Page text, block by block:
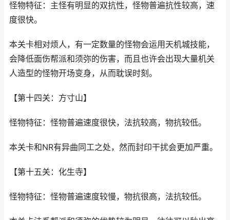
怪物特征：主怪有明显的双抗性，怪物普遍抗性较高，速
度很快。
本关卡相对烦人，有一定数量的怪物会运用天机城技能，
会降低面伤帮派和须弥的伤害，而且也许会出现大量机关
人造型的怪物开场变身，从而耽误时刻。
【第十四关：方寸山】
怪物特征：怪物普遍速度很快，法抗较高，物抗较低。
本关卡和NR有异曲同工之处，然而封印干扰会更加严重。
【第十五关：化生寺】
怪物特征：怪物普遍速度较慢，物抗很高，法抗较低。